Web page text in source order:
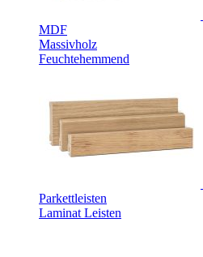
MDF
Massivholz
Feuchtehemmend
Parkettleisten
Laminat Leisten